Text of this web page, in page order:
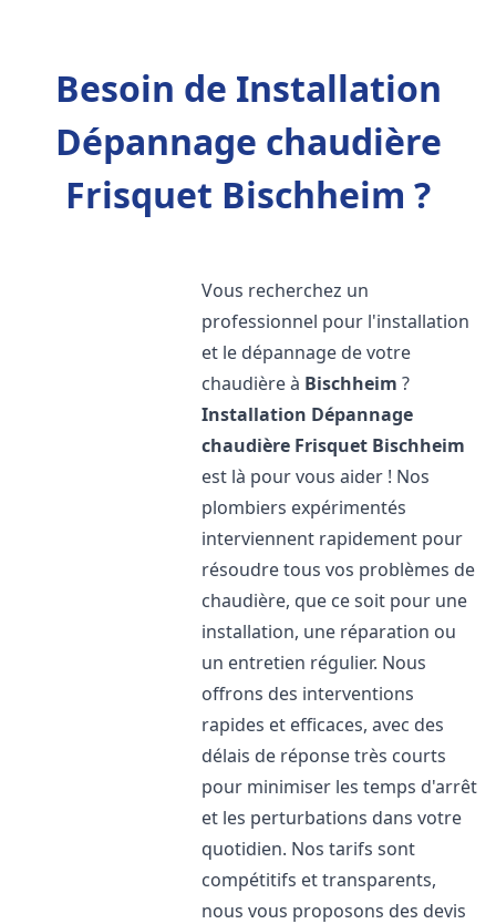
Besoin de Installation
Dépannage chaudière
Frisquet Bischheim ?
Vous recherchez un
professionnel pour l'installation
et le dépannage de votre
chaudière à Bischheim ?
Installation Dépannage
chaudière Frisquet Bischheim
est là pour vous aider ! Nos
plombiers expérimentés
interviennent rapidement pour
résoudre tous vos problèmes de
chaudière, que ce soit pour une
installation, une réparation ou
un entretien régulier. Nous
offrons des interventions
rapides et efficaces, avec des
délais de réponse très courts
pour minimiser les temps d'arrêt
et les perturbations dans votre
quotidien. Nos tarifs sont
compétitifs et transparents,
nous vous proposons des devis